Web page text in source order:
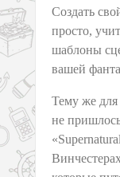
Создать
просто,
шаблоны
вашей
Тему же для
не